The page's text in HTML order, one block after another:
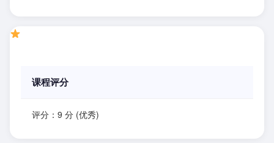
课程评分
评分：9 分 (优秀)